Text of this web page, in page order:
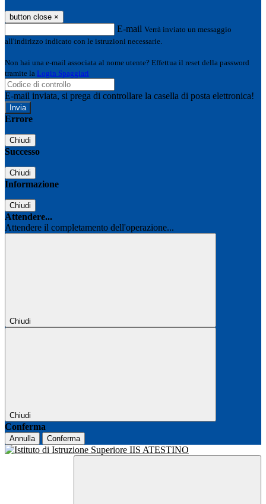
button close ×
E-mail Verrà inviato un messaggio
all'indirizzo indicato con le istruzioni necessarie.
Non hai una e-mail associata al nome utente? Effettua il reset della password
tramite la Login Spaggiari
E-mail inviata, si prega di controllare la casella di posta elettronica!
Errore
Chiudi
Successo
Chiudi
Informazione
Chiudi
Attendere...
Attendere il completamento dell'operazione...
Chiudi
Chiudi
Conferma
Annulla Conferma